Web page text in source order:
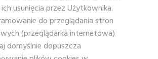
usunięcia przez Użytkownika.
do przeglądania stron
(przeglądarka internetowa)
domyślnie dopuszcza